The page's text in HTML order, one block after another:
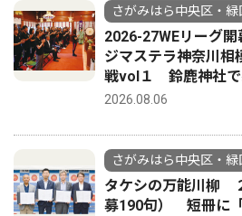
さがみはら中央区・緑
2026-27WEリーグ
ジマステラ神奈川相
戦vol１ 鈴鹿神社で
2026.08.06
さがみはら中央区・緑
タケシの万能川柳
募190句） 短冊に